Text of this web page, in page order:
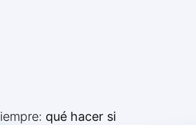
qué hacer si